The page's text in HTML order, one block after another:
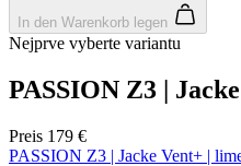
In den Warenkorb legen
Nejprve vyberte variantu
PASSION Z3 |
Preis 179 €
PASSION Z3 | Jacke Vent+ |